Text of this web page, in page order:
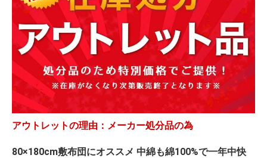
アウトレットの理由：メーカー処分品の為
80×180cm敷布団にオススメ 中綿も綿100%で一年中快